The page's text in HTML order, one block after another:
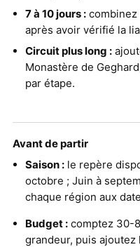
7 à 10 jours :combinez
après avoir vérifié la
Circuit plus long :
Monastère de
par étape.
Avant de partir
Saison : le repère
octobre ; Juin à
chaque région aux
Budget : comptez 30-
grandeur, puis